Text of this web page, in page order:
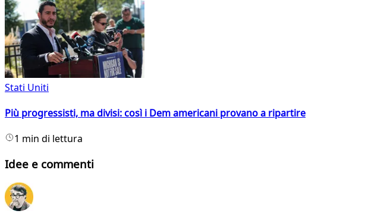
Stati Uniti
Più progressisti, ma divisi: così i Dem americani provano a ripartire
1 min di lettura
Idee e commenti